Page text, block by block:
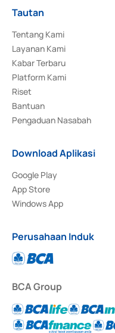
Tautan
Tentang Kami
Layanan Kami
Kabar Terbaru
Platform Kami
Riset
Bantuan
Pengaduan Nasabah
Download Aplikasi
Google Play
App Store
Windows App
Perusahaan Induk
BCA Group